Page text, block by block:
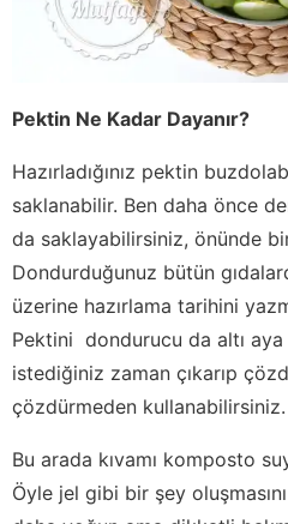
Pektin Ne Kadar Dayanır?
Hazırladığınız pektin
saklanabilir. Ben daha önce
da saklayabilirsiniz, önünde
Dondurduğunuz bütün
üzerine hazırlama tarihini
Pektini dondurucu da altı
istediğiniz zaman çıkarıp
çözdürmeden kullanabilirsiniz.
Bu arada kıvamı komposto
Öyle jel gibi bir şey